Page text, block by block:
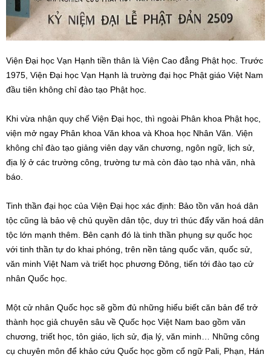
Viện Đại học Vạn Hạnh tiền thân là Viện Cao đẳng Phật học. Trước
1975, Viện Đại học Vạn Hạnh là trường đại học Phật giáo Việt Nam
đầu tiên không chỉ đào tạo Phật học.
Khi vừa nhận quy chế Viện Đại học, thì ngoài Phân khoa Phật học,
viện mở ngay Phân khoa Văn khoa và Khoa học Nhân Văn. Viện
không chỉ đào tạo giảng viên dạy văn chương, ngôn ngữ, lịch sử,
địa lý ở các trường công, trường tư mà còn đào tạo nhà văn, nhà
báo.
Tinh thần đại học của Viện Đại học xác định: Bảo tồn văn hoá dân
tộc cũng là bảo vệ chủ quyền dân tộc, duy trì thúc đẩy văn hoá dân
tộc lớn mạnh thêm. Bên cạnh đó là tinh thần phụng sự quốc học
với tinh thần tự do khai phóng, trên nền tảng quốc văn, quốc sử,
văn minh Việt Nam và triết học phương Đông, tiến tới đào tạo cử
nhân Quốc học.
Một cử nhân Quốc học sẽ gồm đủ những hiểu biết căn bản để trở
thành học giả chuyên sâu về Quốc học Việt Nam bao gồm văn
chương, triết học, tôn giáo, lịch sử, địa lý, văn minh… Những công
cụ chuyên môn để khảo cứu Quốc học gồm cổ ngữ Pali, Phạn, Hán